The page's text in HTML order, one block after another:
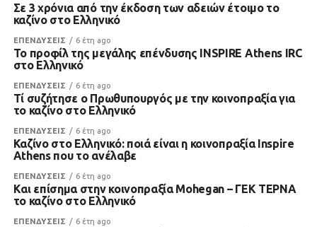
Σε 3 χρόνια από την έκδοση των αδειών έτοιμο το
καζίνο στο Ελληνικό
ΕΠΕΝΔΥΣΕΙΣ 6 έτη ago
Το προφίλ της μεγάλης επένδυσης INSPIRE Athens IRC
στο Ελληνικό
ΕΠΕΝΔΥΣΕΙΣ 6 έτη ago
Τί συζήτησε ο Πρωθυπουργός με την κοινοπραξία για
το καζίνο στο Ελληνικό
ΕΠΕΝΔΥΣΕΙΣ 6 έτη ago
Καζίνο στο Ελληνικό: ποιά είναι η κοινοπραξία Inspire
Athens που το ανέλαβε
ΕΠΕΝΔΥΣΕΙΣ 6 έτη ago
Kαι επίσημα στην κοινοπραξία Mohegan – ΓΕΚ ΤΕΡΝΑ
το καζίνο στο Ελληνικό
ΕΠΕΝΔΥΣΕΙΣ 6 έτη ago